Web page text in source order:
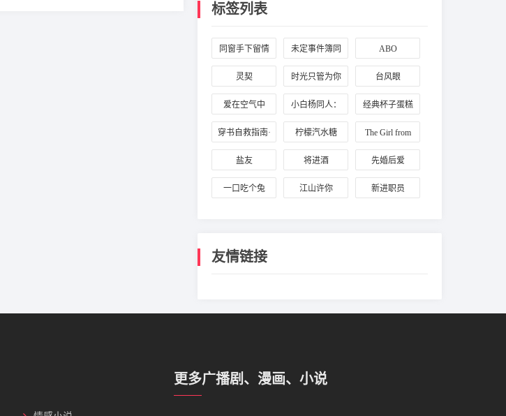
标签列表
同窗手下留情 未定事件簿同
人：左然与真
ABO
灵契 时光只管为你
留
台风眼
爱在空气中 小白杨同人：
白新羽与俞风
经典杯子蛋糕
穿书自救指南·
逆向标记
柠檬汽水糖 The Girl from
the Sea
盐友 将进酒 先婚后爱
一口吃个兔 江山许你 新进职员
友情链接
更多广播剧、漫画、小说